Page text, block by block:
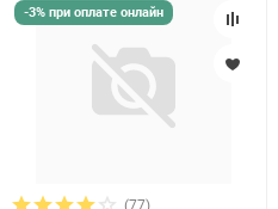
-3% при оплате онлайн
(77)